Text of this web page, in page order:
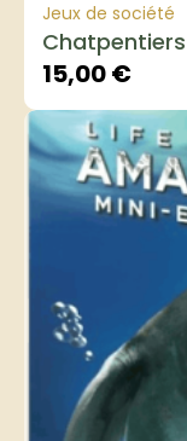
Jeux de société
Chatpentiers
15,00€